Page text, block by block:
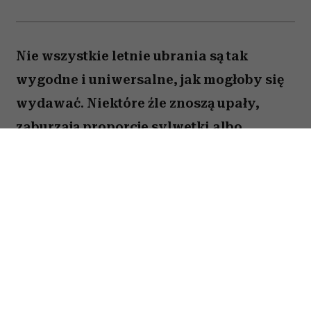
Nie wszystkie letnie ubrania są tak
wygodne i uniwersalne, jak mogłoby się
wydawać. Niektóre źle znoszą upały,
zaburzają proporcje sylwetki albo